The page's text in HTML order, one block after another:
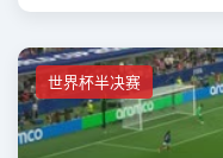
世界杯半决赛